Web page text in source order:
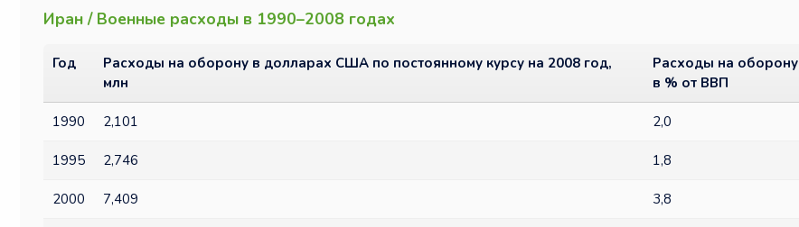
Иран / Военные расходы в 1990–2008 годах
Год
Расходы на оборону в долларах США по постоянному курсу на 2008 год,
млн
Расходы на оборону
в % от ВВП
1990 2,101 2,0
1995 2,746 1,8
2000 7,409 3,8